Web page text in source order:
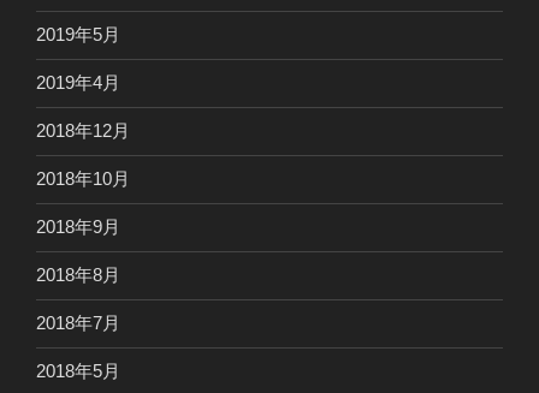
2019年5月
2019年4月
2018年12月
2018年10月
2018年9月
2018年8月
2018年7月
2018年5月